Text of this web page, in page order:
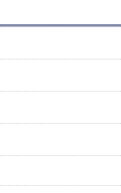
請を抑えたて話は
ージはある
ンテ石使ってもい
0
ち増やしてくれ。
0